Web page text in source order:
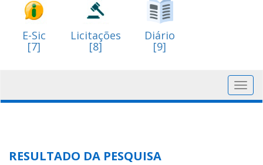
E-Sic
[7]
Licitações
[8]
Diário
[9]
RESULTADO DA PESQUISA